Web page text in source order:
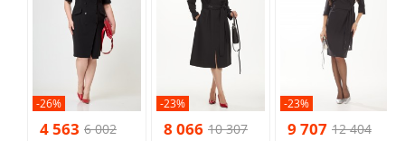
-26%
4 563 6 002
-23%
8 066 10 307
-23%
9 707 12 404